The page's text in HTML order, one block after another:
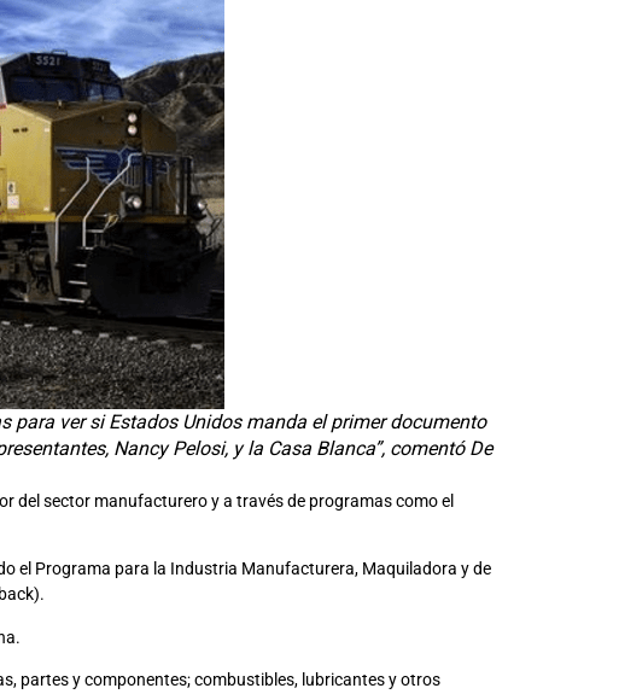
para ver si Estados Unidos manda el primer documento
Nancy Pelosi, y la Casa Blanca”, comentó De
del sector manufacturero y a través de programas como el
el Programa para la Industria Manufacturera, Maquiladora y de
partes y componentes; combustibles, lubricantes y otros